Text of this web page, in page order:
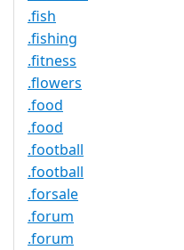
.fish
.fishing
.fitness
.flowers
.food
.food
.football
.football
.forsale
.forum
.forum